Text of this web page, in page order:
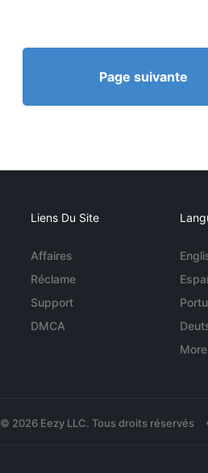
Page suivante
Liens Du Site
Affaires
Réclame
Support
DMCA
© 2026 Eezy LLC. Tous droits réservés